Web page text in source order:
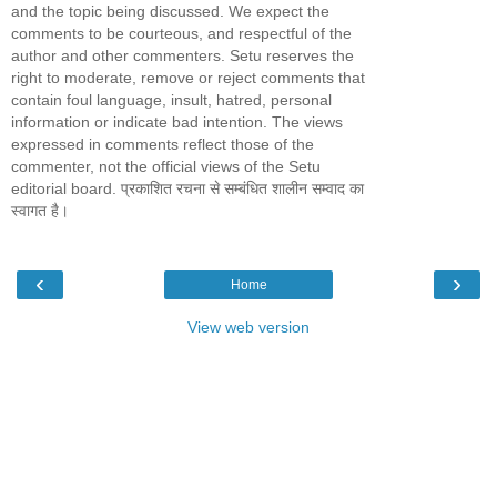
and the topic being discussed. We expect the
comments to be courteous, and respectful of the
author and other commenters. Setu reserves the
right to moderate, remove or reject comments that
contain foul language, insult, hatred, personal
information or indicate bad intention. The views
expressed in comments reflect those of the
commenter, not the official views of the Setu
editorial board. प्रकाशित रचना से सम्बंधित शालीन सम्वाद का
स्वागत है।
‹ ›
Home
View web version